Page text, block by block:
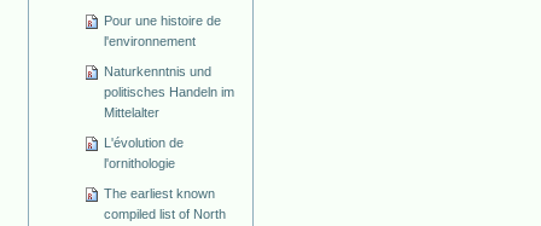
Pour une histoire de
l'environnement
Naturkenntnis und
politisches Handeln im
Mittelalter
L'évolution de
l'ornithologie
The earliest known
compiled list of North